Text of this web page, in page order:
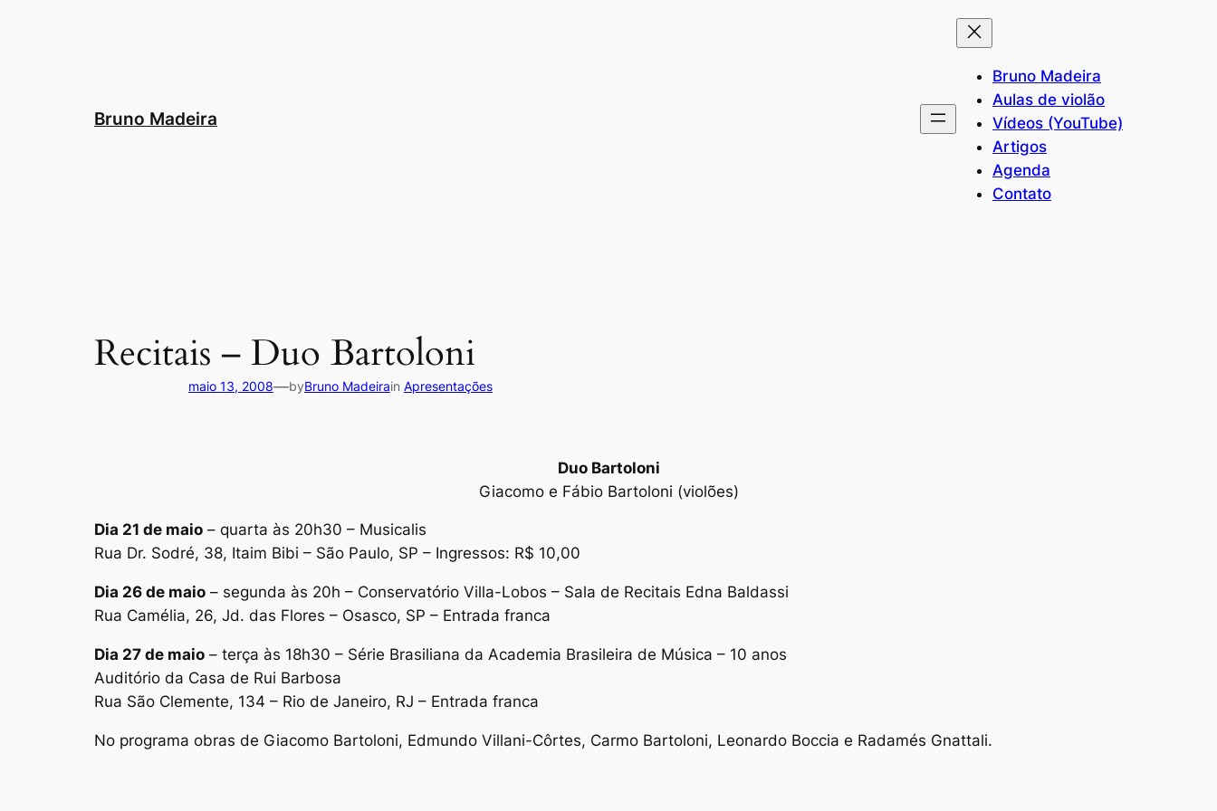
Bruno Madeira
Bruno Madeira
Aulas de violão
Vídeos (YouTube)
Artigos
Agenda
Contato
Recitais – Duo Bartoloni
maio 13, 2008—byBruno Madeirain Apresentações
Duo Bartoloni
Giacomo e Fábio Bartoloni (violões)
Dia 21 de maio – quarta às 20h30 – Musicalis
Rua Dr. Sodré, 38, Itaim Bibi – São Paulo, SP – Ingressos: R$ 10,00
Dia 26 de maio – segunda às 20h – Conservatório Villa-Lobos – Sala de Recitais Edna Baldassi
Rua Camélia, 26, Jd. das Flores – Osasco, SP – Entrada franca
Dia 27 de maio – terça às 18h30 – Série Brasiliana da Academia Brasileira de Música – 10 anos
Auditório da Casa de Rui Barbosa
Rua São Clemente, 134 – Rio de Janeiro, RJ – Entrada franca
No programa obras de Giacomo Bartoloni, Edmundo Villani-Côrtes, Carmo Bartoloni, Leonardo Boccia e Radamés Gnattali.